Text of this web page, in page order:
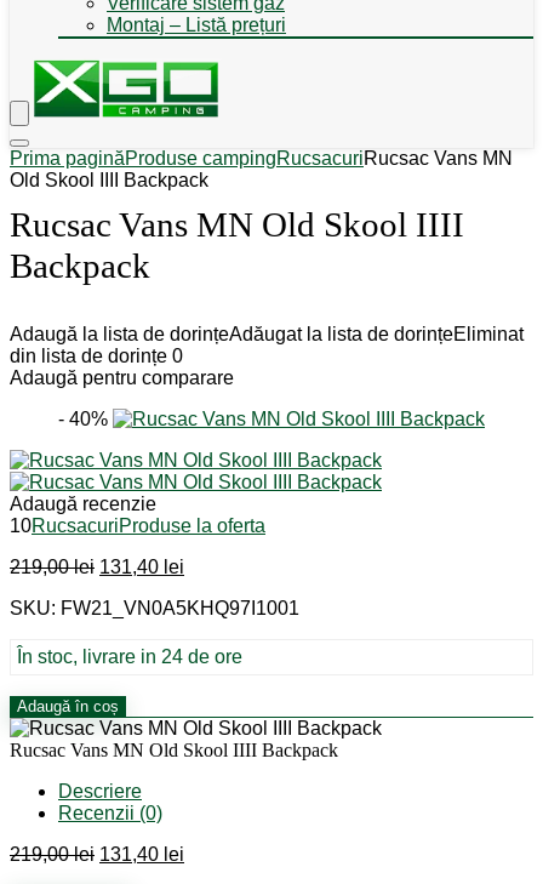
Montaj – Listă prețuri
Prima paginăProduse campingRucsacuriRucsac Vans MN
Old Skool IIII Backpack
Rucsac Vans MN Old Skool IIII
Backpack
Adaugă la lista de dorințeAdăugat la lista de dorințeEliminat
din lista de dorințe 0
Adaugă pentru comparare
- 40%
Adaugă recenzie
10RucsacuriProduse la oferta
219,00lei Prețul
a
219,00 lei.
131,40 lei
este:
SKU: FW21_VN0A5KHQ97I1001
În stoc, livrare in 24 de ore
Cantitate
Rucsac
Vans
Skool
Backpack
Adaugă în coș
Rucsac Vans MN Old Skool IIII Backpack
Descriere
Recenzii (0)
219,00lei Prețul
131,40 lei